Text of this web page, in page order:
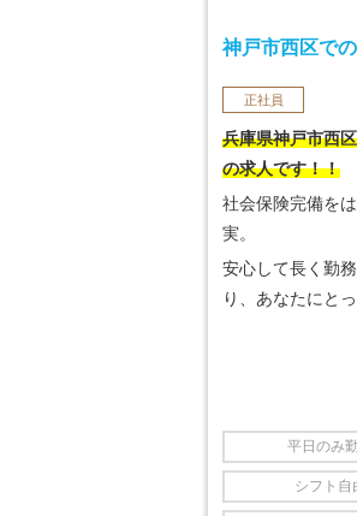
神戸市西区で
正社員
兵庫県神戸市西
の求人です！！
社会保険完備を
実。
安心して長く勤
り、あなたにと
平日のみ
シフト自